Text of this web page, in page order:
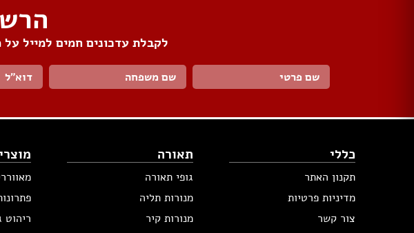
לקבלת עדכונים חמים למייל
כללי
תקנון האתר
מדיניות פרטיות
צור קשר
תאורה
גופי תאורה
מנורות תליה
מנורות קיר
ריהוט